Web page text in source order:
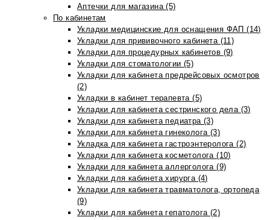
Аптечки для магазина (5)
По кабинетам
Укладки медицинские для оснащения ФАП (14)
Укладки для прививочного кабинета (11)
Укладки для процедурных кабинетов (9)
Укладки для стоматологии (5)
Укладки для кабинета предрейсовых осмотров
(2)
Укладки в кабинет терапевта (5)
Укладки для кабинета сестринского дела (3)
Укладки для кабинета педиатра (3)
Укладки для кабинета гинеколога (3)
Укладка для кабинета гастроэнтеролога (2)
Укладки для кабинета косметолога (10)
Укладки для кабинета аллерголога (9)
Укладки для кабинета хирурга (4)
Укладки для кабинета травматолога, ортопеда
(9)
Укладки для кабинета гепатолога (2)